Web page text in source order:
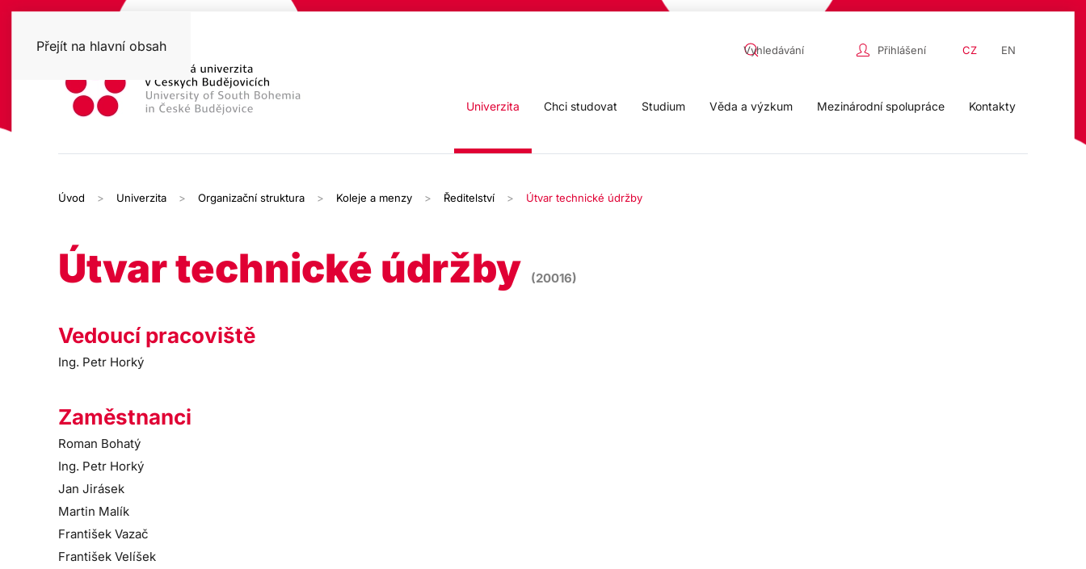
Přejít na hlavní obsah Přihlášení CZ EN
Univerzita Chci studovat Studium Věda a výzkum Mezinárodní spolupráce Kontakty
Úvod Univerzita Organizační struktura Koleje a menzy Ředitelství Útvar technické údržby
Útvar technické údržby (20016)
Vedoucí pracoviště
Ing. Petr Horký
Zaměstnanci
Roman Bohatý
Ing. Petr Horký
Jan Jirásek
Martin Malík
František Vazač
František Velíšek